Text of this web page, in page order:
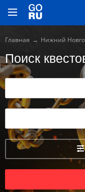
Главная Нижний
Поиск